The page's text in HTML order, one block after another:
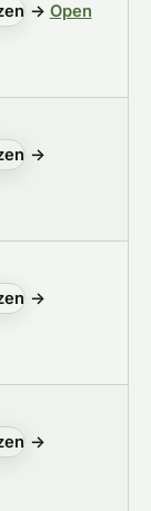
→ Open
→
→
→